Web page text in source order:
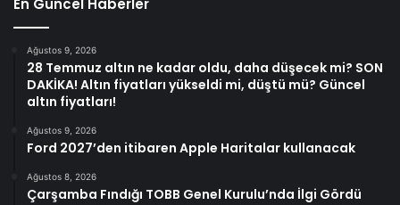
En Güncel Haberler
Ağustos 9, 2026
28 Temmuz altın ne kadar oldu, daha düşecek mi? SON
DAKİKA! Altın fiyatları yükseldi mi, düştü mü? Güncel
altın fiyatları!
Ağustos 9, 2026
Ford 2027’den itibaren Apple Haritalar kullanacak
Ağustos 8, 2026
Çarşamba Fındığı TOBB Genel Kurulu’nda İlgi Gördü